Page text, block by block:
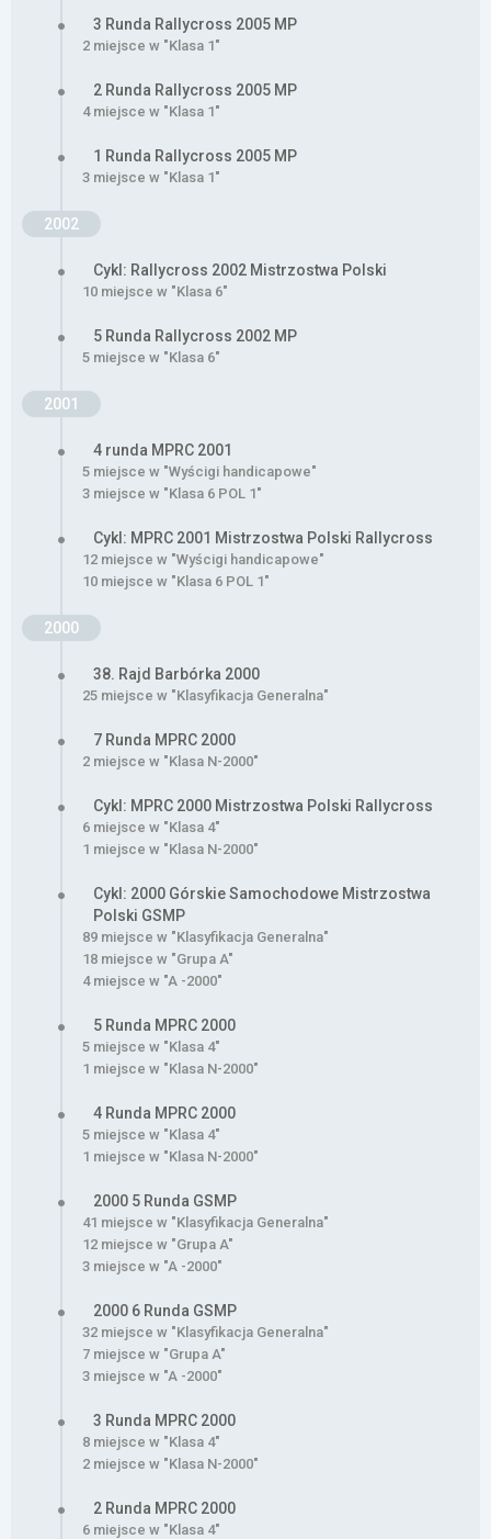
3 Runda Rallycross 2005 MP
2 miejsce w "Klasa 1"
2 Runda Rallycross 2005 MP
4 miejsce w "Klasa 1"
1 Runda Rallycross 2005 MP
3 miejsce w "Klasa 1"
2002
Cykl: Rallycross 2002 Mistrzostwa Polski
10 miejsce w "Klasa 6"
5 Runda Rallycross 2002 MP
5 miejsce w "Klasa 6"
2001
4 runda MPRC 2001
5 miejsce w "Wyścigi handicapowe"
3 miejsce w "Klasa 6 POL 1"
Cykl: MPRC 2001 Mistrzostwa Polski Rallycross
12 miejsce w "Wyścigi handicapowe"
10 miejsce w "Klasa 6 POL 1"
2000
38. Rajd Barbórka 2000
25 miejsce w "Klasyfikacja Generalna"
7 Runda MPRC 2000
2 miejsce w "Klasa N-2000"
Cykl: MPRC 2000 Mistrzostwa Polski Rallycross
6 miejsce w "Klasa 4"
1 miejsce w "Klasa N-2000"
Cykl: 2000 Górskie Samochodowe Mistrzostwa
Polski GSMP
89 miejsce w "Klasyfikacja Generalna"
18 miejsce w "Grupa A"
4 miejsce w "A -2000"
5 Runda MPRC 2000
5 miejsce w "Klasa 4"
1 miejsce w "Klasa N-2000"
4 Runda MPRC 2000
5 miejsce w "Klasa 4"
1 miejsce w "Klasa N-2000"
2000 5 Runda GSMP
41 miejsce w "Klasyfikacja Generalna"
12 miejsce w "Grupa A"
3 miejsce w "A -2000"
2000 6 Runda GSMP
32 miejsce w "Klasyfikacja Generalna"
7 miejsce w "Grupa A"
3 miejsce w "A -2000"
3 Runda MPRC 2000
8 miejsce w "Klasa 4"
2 miejsce w "Klasa N-2000"
2 Runda MPRC 2000
6 miejsce w "Klasa 4"